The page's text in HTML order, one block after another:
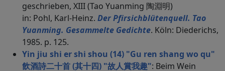
geschrieben, XIII (Tao Yuanming 陶淵明)
in: Pohl, Karl-Heinz. Der Pfirsichblütenquell. Tao
Yuanming. Gesammelte Gedichte. Köln: Diederichs,
1985. p. 125.
Yin jiu shi er shi shou (14) "Gu ren shang wo qu"
飲酒詩二十首 (其十四) "故人賞我趣": Beim Wein